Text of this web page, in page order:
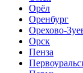
Орёл
Оренбург
Орехово-
Орск
Пенза